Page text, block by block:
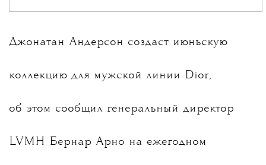
Джонатан Андерсон создаст июньскую
коллекцию для мужской линии Dior,
об этом сообщил генеральный директор
LVMH Бернар Арно на ежегодном